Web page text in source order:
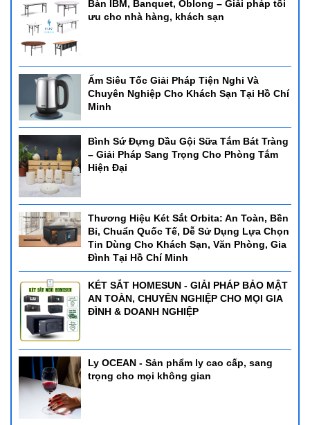
Bàn IBM, Banquet, Oblong – Giải pháp tối
ưu cho nhà hàng, khách sạn
Ấm Siêu Tốc Giải Pháp Tiện Nghi Và
Chuyên Nghiệp Cho Khách Sạn Tại Hồ Chí
Minh
Bình Sứ Đựng Dầu Gội Sữa Tắm Bát Tràng
– Giải Pháp Sang Trọng Cho Phòng Tắm
Hiện Đại
Thương Hiệu Két Sắt Orbita: An Toàn, Bền
Bỉ, Chuẩn Quốc Tế, Dễ Sử Dụng Lựa Chọn
Tin Dùng Cho Khách Sạn, Văn Phòng, Gia
Đình Tại Hồ Chí Minh
KÉT SẮT HOMESUN - GIẢI PHÁP BẢO MẬT
AN TOÀN, CHUYÊN NGHIỆP CHO MỌI GIA
ĐÌNH & DOANH NGHIỆP
Ly OCEAN - Sản phẩm ly cao cấp, sang
trọng cho mọi không gian